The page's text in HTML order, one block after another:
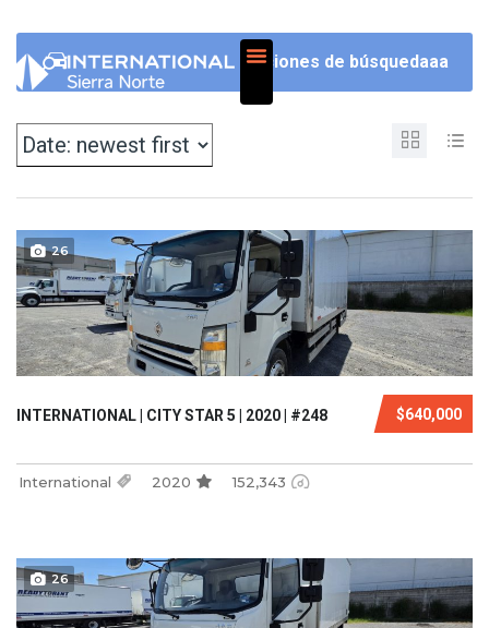
Opciones de búsquedaaa
26
$640,000
INTERNATIONAL | CITY STAR 5 | 2020 | #248
International 2020 152,343
26